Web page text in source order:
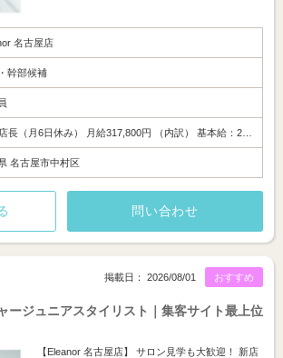
名古屋店
幹部候補
長（月6日休み） 月給317,800円 （内訳） 基本給：2…
名古屋市中村区
問い合わせ
おすすめ
掲載日： 2026/08/01
ージュニアスタイリスト｜集客サイト最上位
【Eleanor 名古屋店】 サロン見学も大歓迎！ 新店